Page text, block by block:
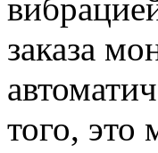
заказа
того, это